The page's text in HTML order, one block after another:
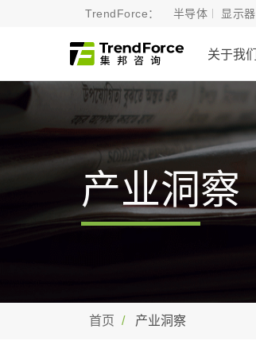
TrendForce： 半导体 显示器
关于我们
产业洞察
首页 产业洞察